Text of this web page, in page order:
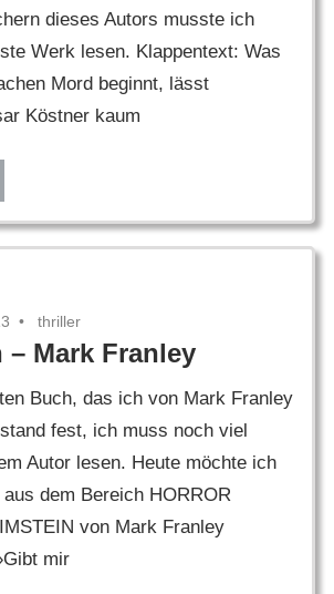
dieses Autors musste ich
Werk lesen. Klappentext: Was
Mord beginnt, lässt
Köstner kaum
thriller
– Mark Franley
Buch, das ich von Mark Franley
fest, ich muss noch viel
Autor lesen. Heute möchte ich
dem Bereich HORROR
von Mark Franley
mir